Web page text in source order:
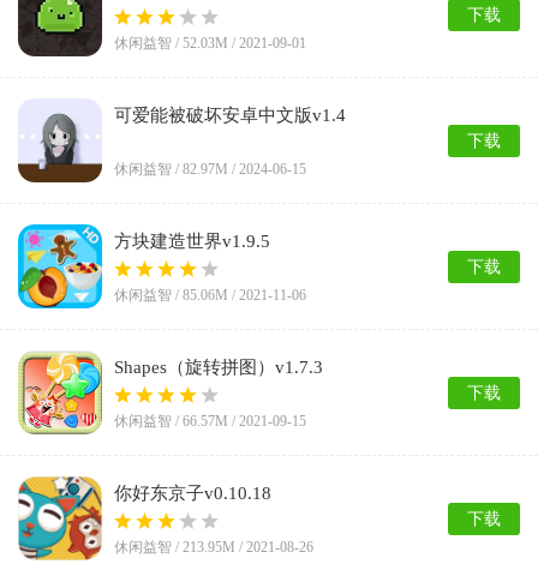
休闲益智 / 52.03M / 2021-09-01
下载
可爱能被破坏安卓中文版v1.4
休闲益智 / 82.97M / 2024-06-15
下载
方块建造世界v1.9.5
休闲益智 / 85.06M / 2021-11-06
下载
Shapes（旋转拼图）v1.7.3
休闲益智 / 66.57M / 2021-09-15
下载
你好东京子v0.10.18
休闲益智 / 213.95M / 2021-08-26
下载